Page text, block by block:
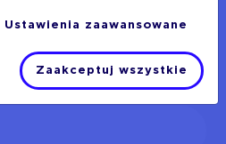
Ustawienia zaawansowane
Zaakceptuj wszystkie